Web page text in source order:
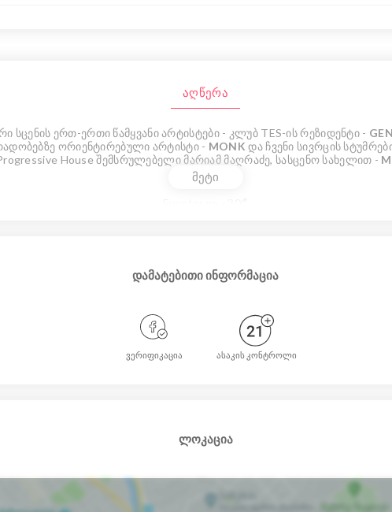
აღწერა
სცენის ერთ-ერთი წამყვანი არტისტები - კლუბ TES-ის რეზიდენტი -
ორიენტირებული არტისტი - MONK და ჩვენი სივრცის
House შემსრულებელი მარიამ მაღრაძე, სასცენო სახელით -
ბილეთები:
მოქმედებს ფეისკონტროლი და ასაკობრივი შეზღუდვა 21+
მეტი
დამატებითი ინფორმაცია
ვერიფიკაცია ასაკის კონტროლი
ლოკაცია